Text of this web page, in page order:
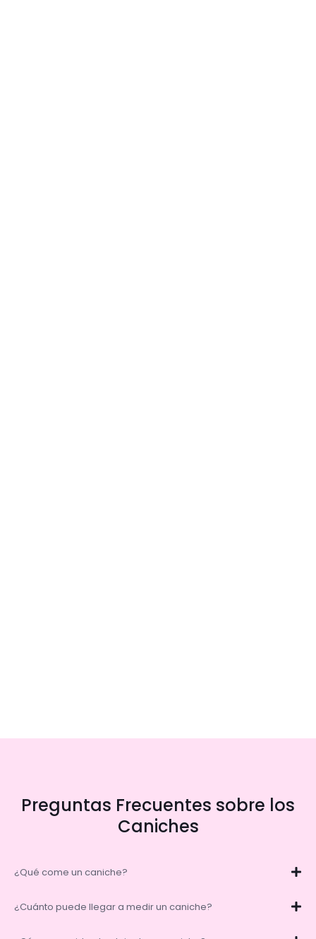
Preguntas Frecuentes sobre los
Caniches
¿Qué come un caniche?
¿Cuánto puede llegar a medir un caniche?